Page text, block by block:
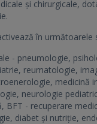
și chirurgicale,
în următoarele
- pneumologie,
reumatologie,
medicină
neurologie
BFT - recuperare
diabet și nutriție,